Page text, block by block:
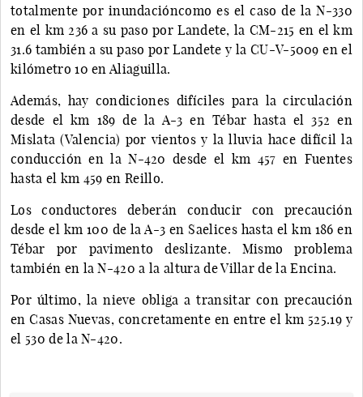
totalmente por inundacióncomo es el caso de la N-330
en el km 236 a su paso por Landete, la CM-215 en el km
31.6 también a su paso por Landete y la CU-V-5009 en el
kilómetro 10 en Aliaguilla.
Además, hay condiciones difíciles para la circulación
desde el km 189 de la A-3 en Tébar hasta el 352 en
Mislata (Valencia) por vientos y la lluvia hace difícil la
conducción en la N-420 desde el km 457 en Fuentes
hasta el km 459 en Reillo.
Los conductores deberán conducir con precaución
desde el km 100 de la A-3 en Saelices hasta el km 186 en
Tébar por pavimento deslizante. Mismo problema
también en la N-420 a la altura de Villar de la Encina.
Por último, la nieve obliga a transitar con precaución
en Casas Nuevas, concretamente en entre el km 525.19 y
el 530 de la N-420.